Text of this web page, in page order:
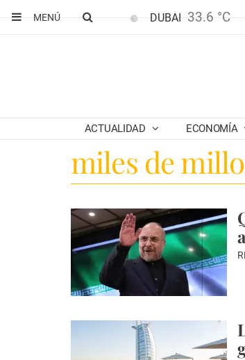
MENÚ
DUBAI 33.6 °C
ACTUALIDAD ECONOMÍA
miles de